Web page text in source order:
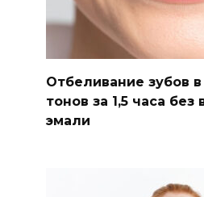
Отбеливание зубов
тонов за 1,5 часа
эмали